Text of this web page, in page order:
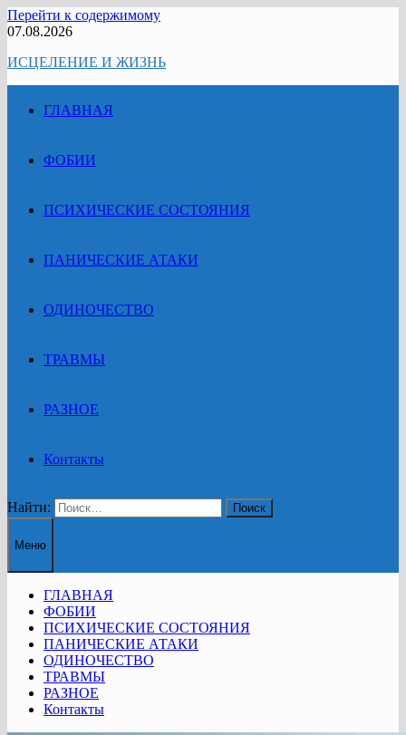
Перейти к содержимому
07.08.2026
ИСЦЕЛЕНИЕ И ЖИЗНЬ
ГЛАВНАЯ
ФОБИИ
ПСИХИЧЕСКИЕ СОСТОЯНИЯ
ПАНИЧЕСКИЕ АТАКИ
ОДИНОЧЕСТВО
ТРАВМЫ
РАЗНОЕ
Контакты
Найти:
Меню
ГЛАВНАЯ
ФОБИИ
ПСИХИЧЕСКИЕ СОСТОЯНИЯ
ПАНИЧЕСКИЕ АТАКИ
ОДИНОЧЕСТВО
ТРАВМЫ
РАЗНОЕ
Контакты